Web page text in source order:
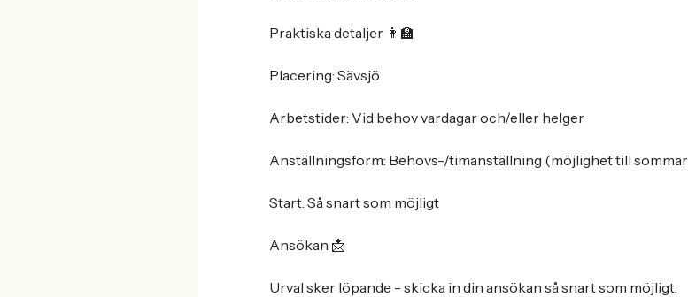
Praktiska detaljer 👩‍🏫
Placering: Sävsjö
Arbetstider: Vid behov vardagar och/eller helger
Anställningsform: Behovs-/timanställning (möjlighet till
Start: Så snart som möjligt
Ansökan 📩
Urval sker löpande - skicka in din ansökan så snart som möjligt.